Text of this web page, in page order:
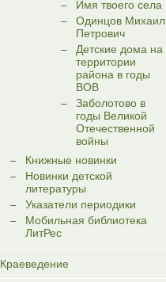
Имя твоего села
Одинцов Михаил
Петрович
Детские дома на
территории
района в годы
ВОВ
Заболотово в
годы Великой
Отечественной
войны
Книжные новинки
Новинки детской
литературы
Указатели периодики
Мобильная библиотека
ЛитРес
Краеведение